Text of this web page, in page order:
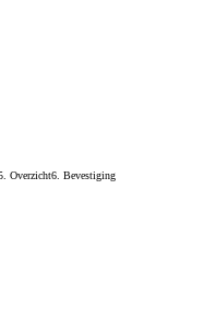
Overzicht6. Bevestiging